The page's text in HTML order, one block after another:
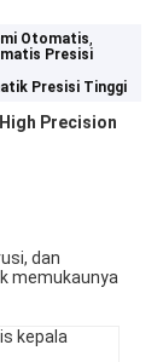
Otomatis,
Presisi
Presisi Tinggi
Precision
dan
memukaunya
kepala